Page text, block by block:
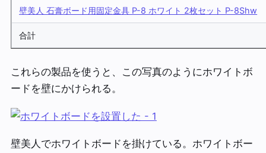
壁美人 石膏ボード用固定金具 P-8 ホワイト 2枚セット P-8Shw
合計
これらの製品を使うと、この写真のようにホワイトボ
ードを壁にかけられる。
壁美人でホワイトボードを掛けている。ホワイトボー